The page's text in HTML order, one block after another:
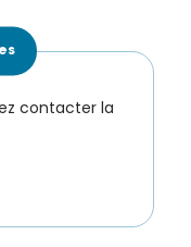
contacter la